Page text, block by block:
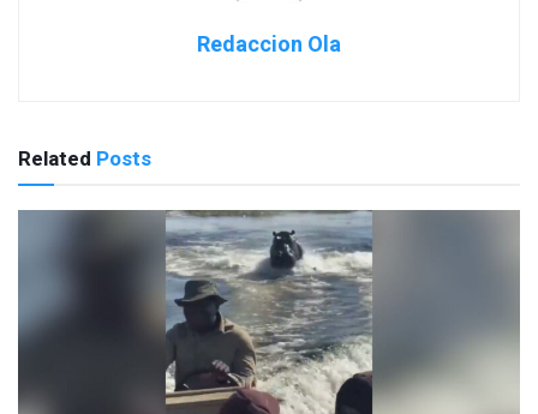
Redaccion Ola
Related Posts